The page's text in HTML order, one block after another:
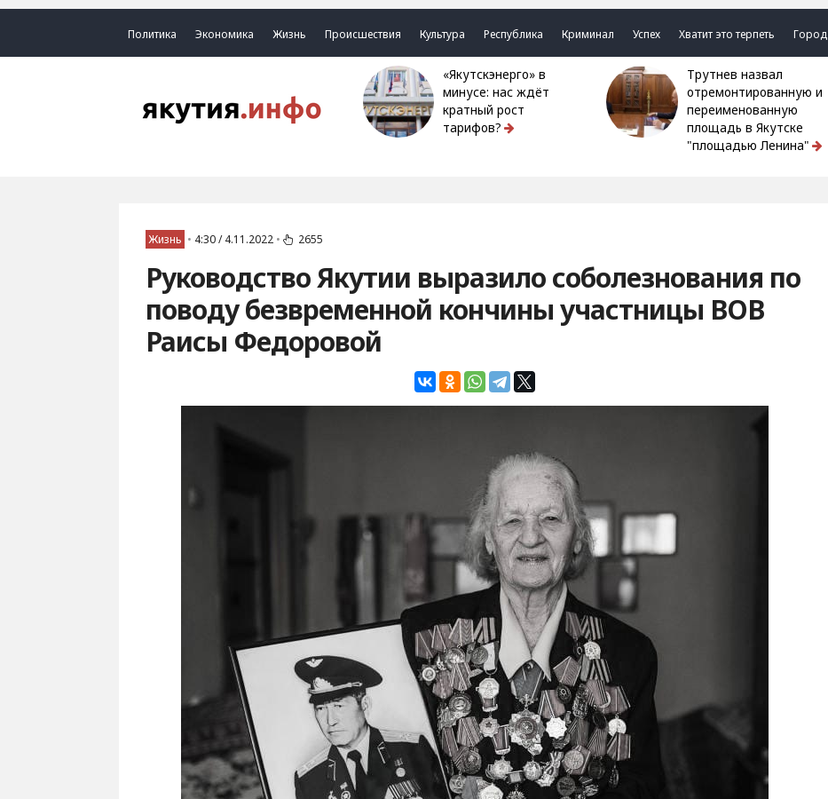
Политика Экономика Жизнь Происшествия Культура Республика Криминал Успех Хватит это терпеть Город
«Якутскэнерго» в
минусе: нас ждёт
кратный рост
тарифов?
Трутнев назвал
отремонтированную и
переименованную
площадь в Якутске
"площадью Ленина"
Жизнь • 4:30 / 4.11.2022 • 2655
Руководство Якутии выразило соболезнования по
поводу безвременной кончины участницы ВОВ
Раисы Федоровой